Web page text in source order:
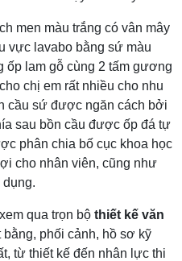
men màu trắng có vân mây
vực lavabo bằng sứ màu
lam gỗ cùng 2 tấm gương
chị em rất nhiều cho nhu
cầu sứ được ngăn cách bởi
sau bồn cầu được ốp đá tự
phân chia bố cục khoa học
cho nhân viên, cũng như
dụng.
qua trọn bộ thiết kế văn
bằng, phối cảnh, hồ sơ kỹ
từ thiết kế đến nhân lực thi